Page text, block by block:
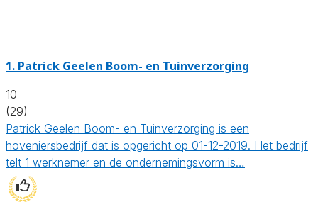
1. Patrick Geelen Boom- en Tuinverzorging
10
(29)
Patrick Geelen Boom- en Tuinverzorging is een
hoveniersbedrijf dat is opgericht op 01-12-2019. Het bedrijf
telt 1 werknemer en de ondernemingsvorm is…